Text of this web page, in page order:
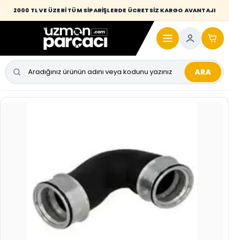
2000 TL VE ÜZERİ TÜM SİPARİŞLERDE ÜCRETSİZ KARGO AVANTAJI
Desi / hacim sınırını aşan kaporta parçalarında taşıma bedeli alıcıya
yansıtılmaktadır.
ARA